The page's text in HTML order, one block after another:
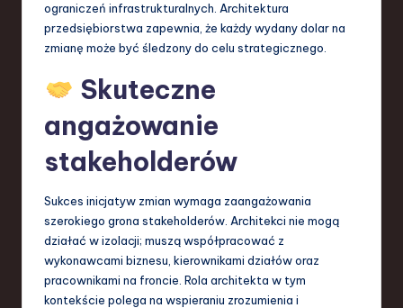
ograniczeń infrastrukturalnych. Architektura
przedsiębiorstwa zapewnia, że każdy wydany dolar na
zmianę może być śledzony do celu strategicznego.
Skuteczne
angażowanie
stakeholderów
Sukces inicjatyw zmian wymaga zaangażowania
szerokiego grona stakeholderów. Architekci nie mogą
działać w izolacji; muszą współpracować z
wykonawcami biznesu, kierownikami działów oraz
pracownikami na froncie. Rola architekta w tym
kontekście polega na wspieraniu zrozumienia i